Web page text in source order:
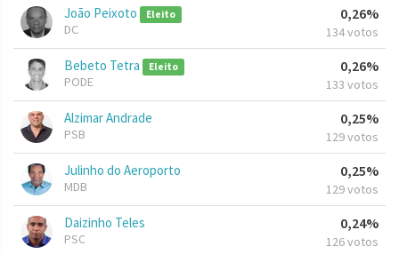
João Peixoto Eleito
DC
0,26%
134 votos
Bebeto Tetra Eleito
PODE
0,26%
133 votos
Alzimar Andrade
PSB
0,25%
129 votos
Julinho do Aeroporto
MDB
0,25%
129 votos
Daizinho Teles
PSC
0,24%
126 votos